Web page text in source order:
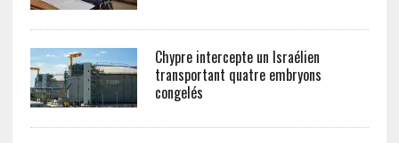
Chypre intercepte un Israélien
transportant quatre embryons
congelés